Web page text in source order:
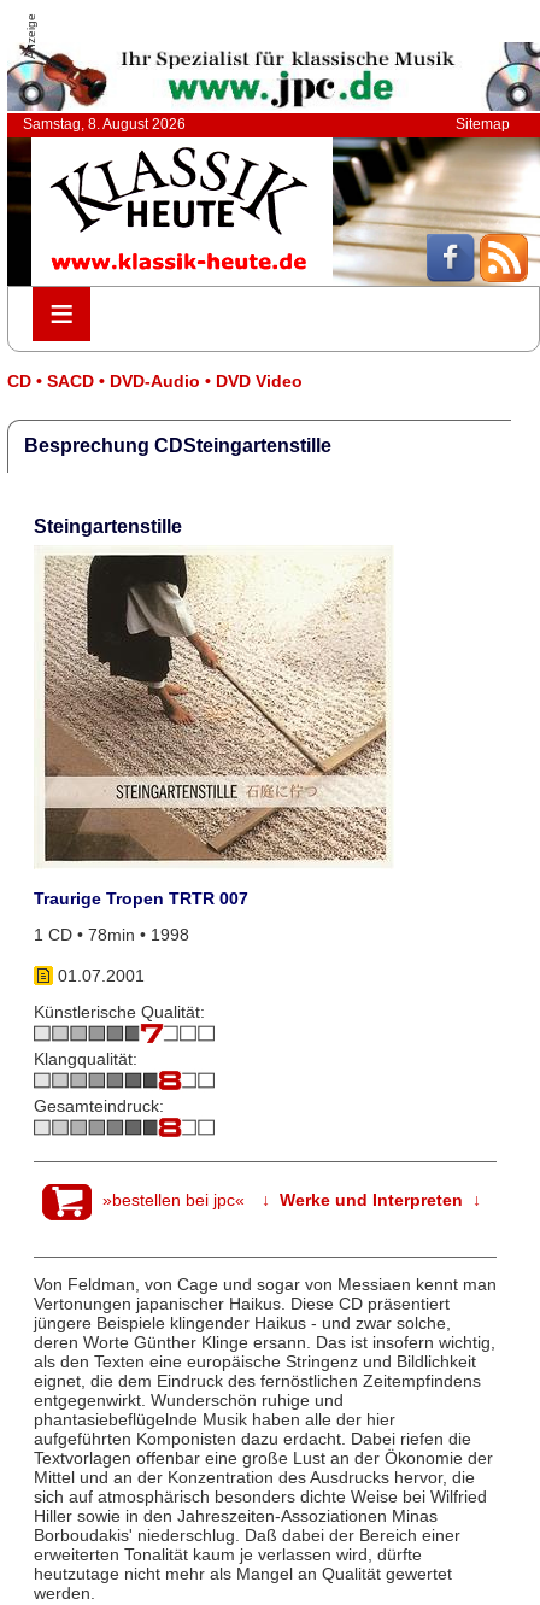
Anzeige
Samstag, 8. August 2026 Sitemap
≡
≡
CD • SACD • DVD-Audio • DVD Video
Besprechung CDSteingartenstille
Steingartenstille
Traurige Tropen TRTR 007
1 CD • 78min • 1998
01.07.2001
Künstlerische Qualität:
Klangqualität:
Gesamteindruck:
»bestellen bei jpc« ↓ Werke und Interpreten ↓
Von Feldman, von Cage und sogar von Messiaen kennt man
Vertonungen japanischer Haikus. Diese CD präsentiert
jüngere Beispiele klingender Haikus - und zwar solche,
deren Worte Günther Klinge ersann. Das ist insofern wichtig,
als den Texten eine europäische Stringenz und Bildlichkeit
eignet, die dem Eindruck des fernöstlichen Zeitempfindens
entgegenwirkt. Wunderschön ruhige und
phantasiebeflügelnde Musik haben alle der hier
aufgeführten Komponisten dazu erdacht. Dabei riefen die
Textvorlagen offenbar eine große Lust an der Ökonomie der
Mittel und an der Konzentration des Ausdrucks hervor, die
sich auf atmosphärisch besonders dichte Weise bei Wilfried
Hiller sowie in den Jahreszeiten-Assoziationen Minas
Borboudakis' niederschlug. Daß dabei der Bereich einer
erweiterten Tonalität kaum je verlassen wird, dürfte
heutzutage nicht mehr als Mangel an Qualität gewertet
werden.